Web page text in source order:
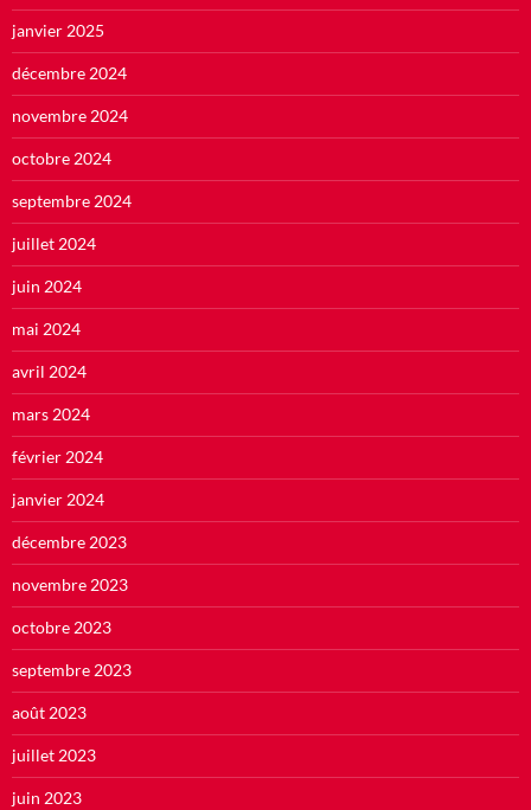
janvier 2025
décembre 2024
novembre 2024
octobre 2024
septembre 2024
juillet 2024
juin 2024
mai 2024
avril 2024
mars 2024
février 2024
janvier 2024
décembre 2023
novembre 2023
octobre 2023
septembre 2023
août 2023
juillet 2023
juin 2023